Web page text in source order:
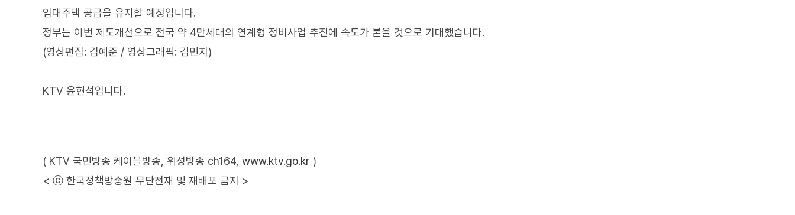
임대주택 공급을 유지할 예정입니다.
정부는 이번 제도개선으로 전국 약 4만세대의 연계형 정비사업 추진에 속도가 붙을 것으로 기대했습니다.
(영상편집: 김예준 / 영상그래픽: 김민지)
KTV 윤현석입니다.
( KTV 국민방송 케이블방송, 위성방송 ch164, www.ktv.go.kr )
< ⓒ 한국정책방송원 무단전재 및 재배포 금지 >